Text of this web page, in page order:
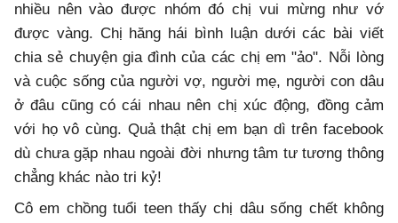
nhiều nên vào được nhóm đó chị vui mừng như vớ
được vàng. Chị hăng hái bình luận dưới các bài viết
chia sẻ chuyện gia đình của các chị em "ảo". Nỗi lòng
và cuộc sống của người vợ, người mẹ, người con dâu
ở đâu cũng có cái nhau nên chị xúc động, đồng cảm
với họ vô cùng. Quả thật chị em bạn dì trên facebook
dù chưa gặp nhau ngoài đời nhưng tâm tư tương thông
chẳng khác nào tri kỷ!
Cô em chồng tuổi teen thấy chị dâu sống chết không